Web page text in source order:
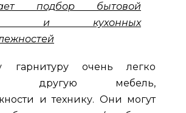
подбор бытовой
и кухонных
гарнитуру очень легко
другую мебель,
и технику. Они могут